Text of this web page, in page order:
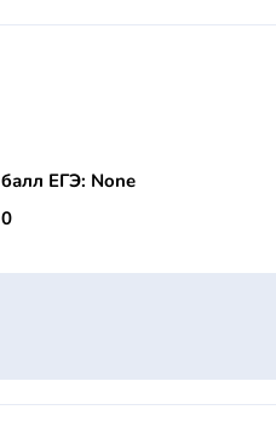
ЕГЭ: None